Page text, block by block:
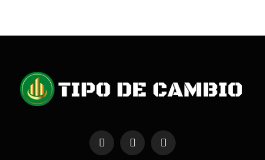
FacebookX
Instagram